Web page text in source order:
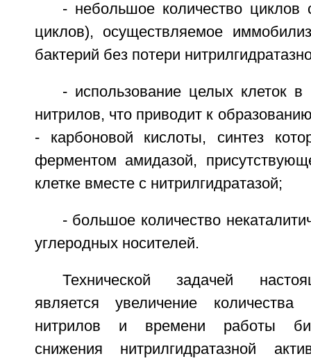
- небольшое количество циклов
циклов), осуществляемое
бактерий без потери
- использование целых клеток в
нитрилов, что приводит к
- карбоновой кислоты, синтез
ферментом амидазой,
клетке вместе с нитрилгидратазой;
- большое количество
углеродных носителей.
Технической задачей
является увеличение количества
нитрилов и времени работы
снижения нитрилгидратазной